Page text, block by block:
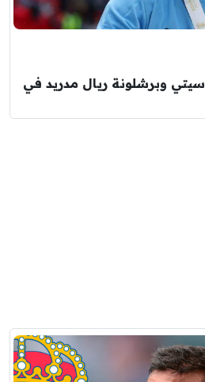
وبرشلونة ريال مدريد في